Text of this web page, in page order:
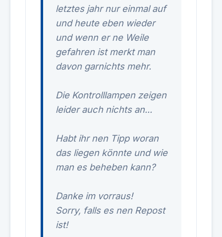
letztes jahr nur einmal auf
und heute eben wieder
und wenn er ne Weile
gefahren ist merkt man
davon garnichts mehr.
Die Kontrolllampen zeigen
leider auch nichts an...
Habt ihr nen Tipp woran
das liegen könnte und wie
man es beheben kann?
Danke im vorraus!
Sorry, falls es nen Repost
ist!